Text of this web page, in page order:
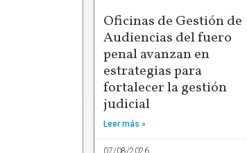
Oficinas de Gestión de
Audiencias del fuero
penal avanzan en
estrategias para
fortalecer la gestión
judicial
Leer más »
07/08/2026